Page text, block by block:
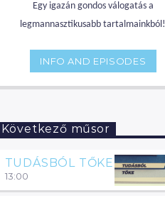
Egy igazán gondos válogatás a
legmannasztikusabb tartalmainkból!
INFO AND EPISODES
Következő műsor
TUDÁSBÓL TŐKE
13:00